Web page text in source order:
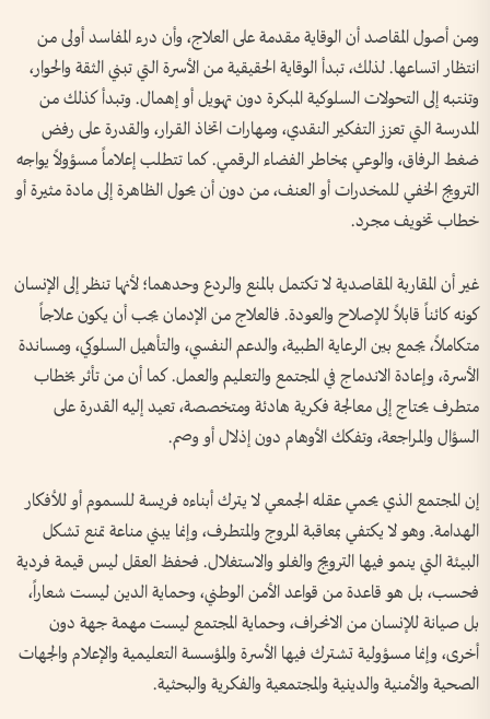
ومن أصول المقاصد أن الوقاية مقدمة على العلاج، وأن درء المفاسد أولى من
انتظار اتساعها. لذلك، تبدأ الوقاية الحقيقية من الأسرة التي تبني الثقة والحوار،
وتنتبه إلى التحولات السلوكية المبكرة دون تهويل أو إهمال. وتبدأ كذلك من
المدرسة التي تعزز التفكير النقدي، ومهارات اتخاذ القرار، والقدرة على رفض
ضغط الرفاق، والوعي بمخاطر الفضاء الرقمي. كما تتطلب إعلاماً مسؤولاً يواجه
الترويج الخفي للمخدرات أو العنف، من دون أن يحول الظاهرة إلى مادة مثيرة أو
خطاب تخويف مجرد.
غير أن المقاربة المقاصدية لا تكتمل بالمنع والردع وحدهما؛ لأنها تنظر إلى الإنسان
كونه كائناً قابلاً للإصلاح والعودة. فالعلاج من الإدمان يجب أن يكون علاجاً
متكاملاً، يجمع بين الرعاية الطبية، والدعم النفسي، والتأهيل السلوكي، ومساندة
الأسرة، وإعادة الاندماج في المجتمع والتعليم والعمل. كما أن من تأثر بخطاب
متطرف يحتاج إلى معالجة فكرية هادئة ومتخصصة، تعيد إليه القدرة على
السؤال والمراجعة، وتفكك الأوهام دون إذلال أو وصم.
إن المجتمع الذي يحمي عقله الجمعي لا يترك أبناءه فريسة للسموم أو للأفكار
الهدامة. وهو لا يكتفي بمعاقبة المروج والمتطرف، وإنما يبني مناعة تمنع تشكل
البيئة التي ينمو فيها الترويج والغلو والاستغلال. فحفظ العقل ليس قيمة فردية
فحسب، بل هو قاعدة من قواعد الأمن الوطني، وحماية الدين ليست شعاراً،
بل صيانة للإنسان من الانحراف، وحماية المجتمع ليست مهمة جهة دون
أخرى، وإنما مسؤولية تشترك فيها الأسرة والمؤسسة التعليمية والإعلام والجهات
الصحية والأمنية والدينية والمجتمعية والفكرية والبحثية.